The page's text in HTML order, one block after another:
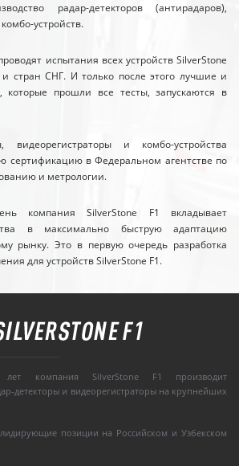
радар-детекторов (антирадаров),
устройств.
испытания всех устройств SilverStone
и стран СНГ. И только после этого лучшие и
которые прошли все тесты, запускаются в
видеорегистраторы и комбо-устройства
сертификацию в Федеральном агентстве по
и метрологии.
компания SilverStone F1 вкладывает
в максимально быструю адаптацию
рынку. Это в первую очередь разработка
для устройств SilverStone F1.
компания SilverStone F1 производит
детекторы и видеорегистраторы на крупнейших
позиции на Российском и Узбекском